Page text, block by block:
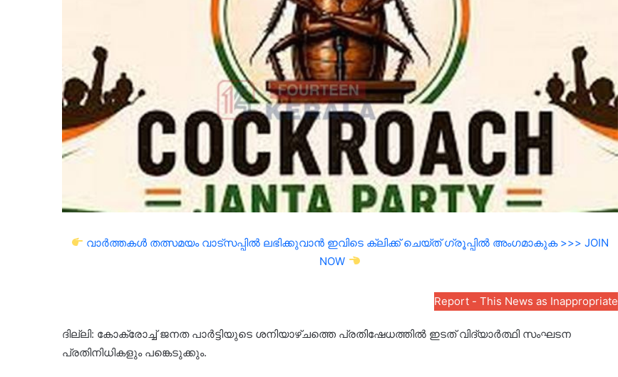
വാർത്തകൾ തത്സമയം വാട്സപ്പിൽ ലഭിക്കുവാൻ ഇവിടെ ക്ലിക്ക് ചെയ്ത് ഗ്രൂപ്പിൽ അംഗമാകുക >>> JOIN
NOW
Report - This News as Inappropriate
ദില്ലി: കോക്രോച്ച് ജനത പാർട്ടിയുടെ ശനിയാഴ്ചത്തെ പ്രതിഷേധത്തിൽ ഇടത് വിദ്യാർത്ഥി സംഘടന
പ്രതിനിധികളും പങ്കെടുക്കും.